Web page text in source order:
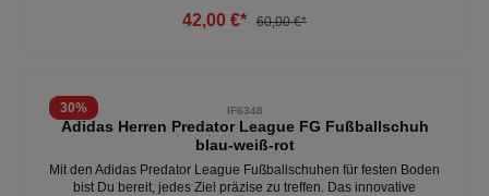
auffällige Optik steht. Das atmungsaktive Obermaterial sorgt auch bei
beim präzisen Passspiel. Die strukturierte Oberfläche unterstützt
zusätzlich die Ballkontrolle, was gerade in schnellen
Spielsituationen den entscheidenden Unterschied machen kann. -
rutschfeste Sohle - atmungsaktiv - optimaler Grip - perfekte
Ballkontrolle- sehr guter Halt - robustWeitere Herren Fußballschuhe
unter:Herren- Schuhe- Fussball
42,00 €* 60,00 €*
30% IF6348
Adidas Herren Predator League FG Fußballschuh
blau-weiß-rot
Mit den Adidas Predator League Fußballschuhen für festen Boden
bist Du bereit, jedes Ziel präzise zu treffen. Das innovative